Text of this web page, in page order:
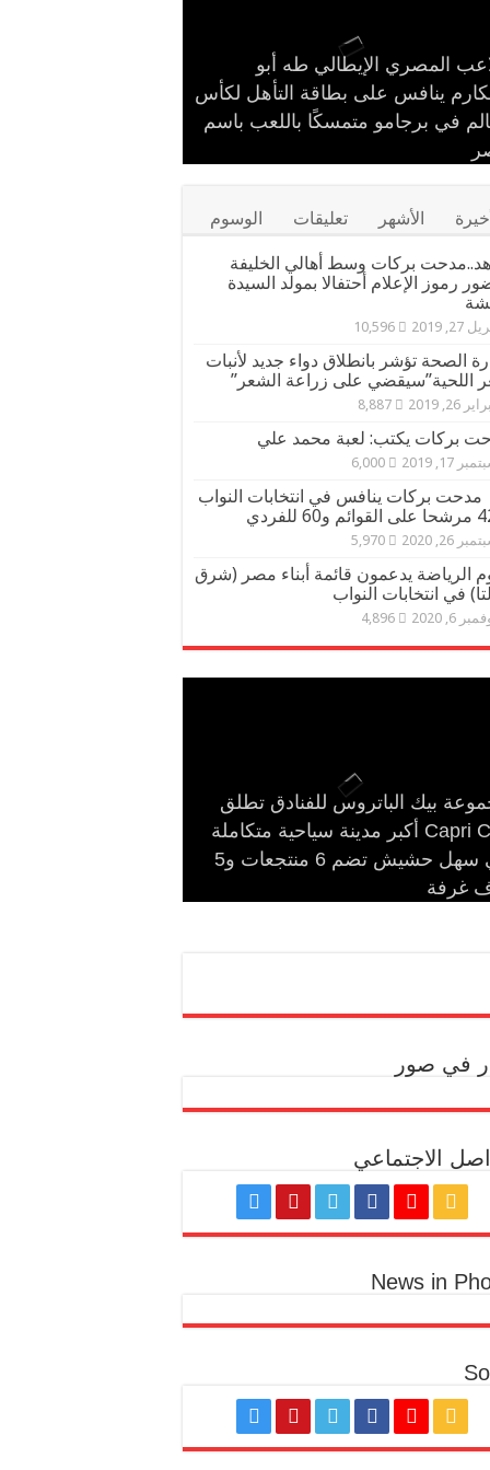
المصري الإيطالي طه أبو
ينافس على بطاقة التأهل لكأس
في برجامو متمسكًا باللعب باسم
بركات يستقبل الشيخ كامل مطر
لقاء ودي حاشد بمنشية القناطر
قيادات القبائل والعائلات
المصري.. طه أبو المكارم يحسم
مواجهته الـ 66 في مسيرته بالتعادل أمام
إيران
حشاد وإبراهيم حشاد يخطفان
بتصميم عالمي ارتدته سلمى
في مهرجان كان
«اقرأ النموذجية بجزيرة
شطورة» تحتفل بتخريج الدفعة الـ11
المستقبل
الأشهر تعليقات الوسوم
بركات وسط أهالي الخليفة
رموز الإعلام أحتفالا بمولد السيدة
27, 2019
10,596
الصحة تؤشر بانطلاق دواء جديد لأنبات
اللحية”سيقضي على زراعة الشعر”
26, 2019
8,887
بركات يكتب: لعبة محمد علي
17, 2019
6,000
مدحت بركات ينافس في انتخابات النواب
26, 2020
5,970
الرياضة يدعمون قائمة أبناء مصر (شرق
في انتخابات النواب
6, 2020
4,896
بيك الباتروس للفنادق تطلق
Capri City أكبر مدينة سياحية متكاملة
في سهل حشيش تضم 6 منتجعات و5
غرفة
بركات يكتب: كلمة حق في
حسن
بركات يستقبل الشيخ كامل مطر
ودي حاشد بمنشية القناطر
قيادات القبائل والعائلات
حشاد وإبراهيم حشاد يخطفان
بتصميم عالمي ارتدته سلمى
في مهرجان كان
Cinema Track أول منصة رقمية لرصد
السينما المصرية
في صور
الاجتماعي
News in